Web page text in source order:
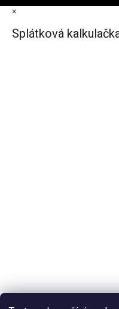
×
Splátková